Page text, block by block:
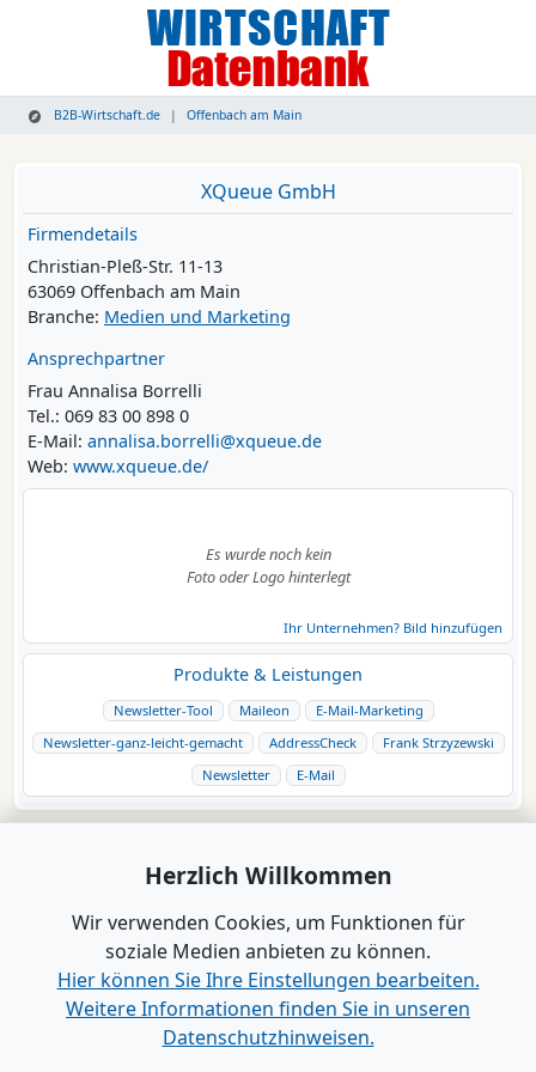
B2B-Wirtschaft.de Offenbach am Main
XQueue GmbH
Firmendetails
Christian-Pleß-Str. 11-13
63069 Offenbach am Main
Branche: Medien und Marketing
Ansprechpartner
Frau Annalisa Borrelli
Tel.: 069 83 00 898 0
E-Mail: annalisa.borrelli@xqueue.de
Web: www.xqueue.de/
Es wurde noch kein
Foto oder Logo hinterlegt
Ihr Unternehmen? Bild hinzufügen
Produkte & Leistungen
Newsletter-Tool Maileon
E-Mail-Marketing
Newsletter-ganz-leicht-gemacht
AddressCheck
Frank Strzyzewski
Newsletter
E-Mail
Herzlich Willkommen
Wir verwenden Cookies, um Funktionen für
soziale Medien anbieten zu können.
Hier können Sie Ihre Einstellungen bearbeiten.
Weitere Informationen finden Sie in unseren
Datenschutzhinweisen.